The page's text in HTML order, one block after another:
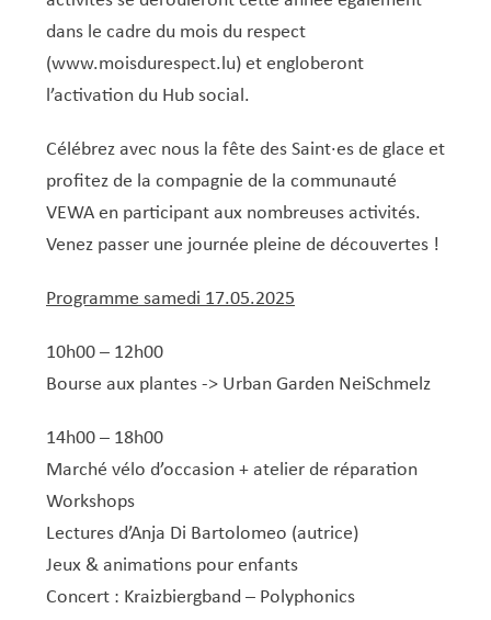
dans le cadre du mois du respect
(www.moisdurespect.lu) et engloberont
l’activation du Hub social.
Célébrez avec nous la fête des Saint·es de glace et
profitez de la compagnie de la communauté
VEWA en participant aux nombreuses activités.
Venez passer une journée pleine de découvertes !
Programme samedi 17.05.2025
10h00 – 12h00
Bourse aux plantes -> Urban Garden NeiSchmelz
14h00 – 18h00
Marché vélo d’occasion + atelier de réparation
Workshops
Lectures d’Anja Di Bartolomeo (autrice)
Jeux & animations pour enfants
Concert : Kraizbiergband – Polyphonics